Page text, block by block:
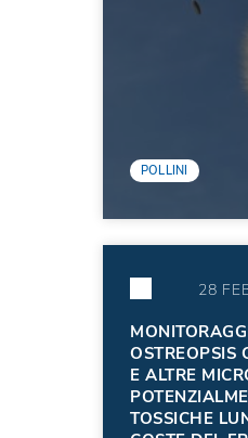
POLLINI
28
OSTREOPSIS
E ALTRE
TOSSICHE